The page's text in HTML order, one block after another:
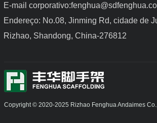
Cofragens de aço leves
E-mail
Endereço: No.08, Jinming Rd, cidade de
Rizhao, Shandong, China-276812
Copyright © 2020-2025 Rizhao Fenghua Andaimes Co.,